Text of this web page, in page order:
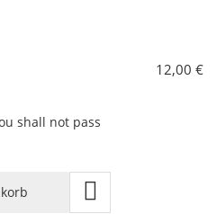
-
Middle
Earth
12,00 €
shall not pass